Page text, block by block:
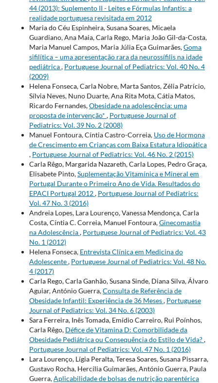
44 (2013): Suplemento II - Leites e Fórmulas Infantis: a
realidade portuguesa revisitada em 2012
Maria do Céu Espinheira, Susana Soares, Micaela
Guardiano, Ana Maia, Carla Rego, Maria João Gil-da-Costa,
Maria Manuel Campos, Maria Júlia Eça Guimarães,Goma
sifilítica – uma apresentação rara da neurossífilis na idade
pediátrica, Portuguese Journal of Pediatrics: Vol. 40 No. 4
(2009)
Helena Fonseca, Carla Nobre, Marta Santos, Zélia Patrício,
Sílvia Neves, Nuno Duarte, Ana Rita Mota, Cátia Matos,
Ricardo Fernandes,Obesidade na adolescência: uma
proposta de intervenção* , Portuguese Journal of
Pediatrics: Vol. 39 No. 2 (2008)
Manuel Fontoura, Cíntia Castro-Correia, Uso de Hormona
de Crescimento em Crianças com Baixa Estatura Idiopática
, Portuguese Journal of Pediatrics: Vol. 46 No. 2 (2015)
Carla Rêgo, Margarida Nazareth, Carla Lopes, Pedro Graça,
Elisabete Pinto,Suplementação Vitamínica e Mineral em
Portugal Durante o Primeiro Ano de Vida. Resultados do
EPACI Portugal 2012, Portuguese Journal of Pediatrics:
Vol. 47 No. 3 (2016)
Andreia Lopes, Lara Lourenço, Vanessa Mendonça, Carla
Costa, Cíntia C. Correia, Manuel Fontoura,Ginecomastia
na Adolescência, Portuguese Journal of Pediatrics: Vol. 43
No. 1 (2012)
Helena Fonseca, Entrevista Clínica em Medicina do
Adolescente, Portuguese Journal of Pediatrics: Vol. 48 No.
4 (2017)
Carla Rego, Carla Ganhão, Susana Sinde, Diana Silva, Álvaro
Aguiar, António Guerra,Consulta de Referência de
Obesidade Infantil: Experiência de 36 Meses, Portuguese
Journal of Pediatrics: Vol. 34 No. 6 (2003)
Sara Ferreira, Inês Tomada, Emídio Carreiro, Rui Poínhos,
Carla Rêgo, Défice de Vitamina D: Comorbilidade da
Obesidade Pediátrica ou Consequência do Estilo de Vida?,
Portuguese Journal of Pediatrics: Vol. 47 No. 1 (2016)
Lara Lourenço, Lígia Peralta, Teresa Soares, Susana Pissarra,
Gustavo Rocha, Hercília Guimarães, António Guerra, Paula
Guerra,Aplicabilidade de bolsas de nutrição parentérica